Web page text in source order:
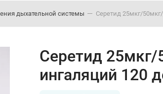
дыхательной системы Серетид 25мкг/
Серетид 25мкг/
ингаляций 120